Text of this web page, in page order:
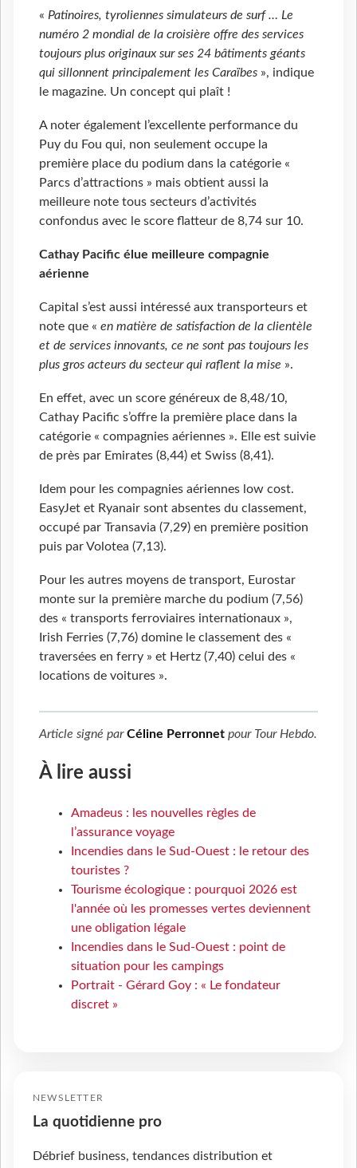
« Patinoires, tyroliennes simulateurs de surf … Le
numéro 2 mondial de la croisière offre des services
toujours plus originaux sur ses 24 bâtiments géants
qui sillonnent principalement les Caraïbes », indique
le magazine. Un concept qui plaît !
A noter également l’excellente performance du
Puy du Fou qui, non seulement occupe la
première place du podium dans la catégorie «
Parcs d’attractions » mais obtient aussi la
meilleure note tous secteurs d’activités
confondus avec le score flatteur de 8,74 sur 10.
Cathay Pacific élue meilleure compagnie
aérienne
Capital s’est aussi intéressé aux transporteurs et
note que « en matière de satisfaction de la clientèle
et de services innovants, ce ne sont pas toujours les
plus gros acteurs du secteur qui raflent la mise ».
En effet, avec un score généreux de 8,48/10,
Cathay Pacific s’offre la première place dans la
catégorie « compagnies aériennes ». Elle est suivie
de près par Emirates (8,44) et Swiss (8,41).
Idem pour les compagnies aériennes low cost.
EasyJet et Ryanair sont absentes du classement,
occupé par Transavia (7,29) en première position
puis par Volotea (7,13).
Pour les autres moyens de transport, Eurostar
monte sur la première marche du podium (7,56)
des « transports ferroviaires internationaux »,
Irish Ferries (7,76) domine le classement des «
traversées en ferry » et Hertz (7,40) celui des «
locations de voitures ».
Article signé parCéline Perronnet pour Tour Hebdo.
À lire aussi
Amadeus : les nouvelles règles de
l’assurance voyage
Incendies dans le Sud-Ouest : le retour des
touristes ?
Tourisme écologique : pourquoi 2026 est
l'année où les promesses vertes deviennent
une obligation légale
Incendies dans le Sud-Ouest : point de
situation pour les campings
Portrait - Gérard Goy : « Le fondateur
discret »
NEWSLETTER
La quotidienne pro
Débrief business, tendances distribution et